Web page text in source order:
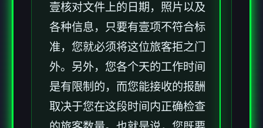
壹核对文件上的日期，照片以及
各种信息，只要有壹项不符合标
准，您就必须将这位旅客拒之门
外。另外，您各个天的工作时间
是有限制的，而您能接收的报酬
取决于您在这段时间内正确检查